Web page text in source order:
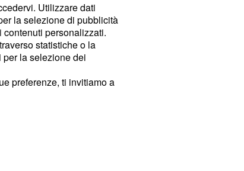
Utilizzare dati
la selezione di pubblicità
personalizzati.
statistiche o la
la selezione dei
preferenze, ti invitiamo a